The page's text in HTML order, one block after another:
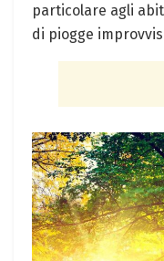
particolare agli
di piogge